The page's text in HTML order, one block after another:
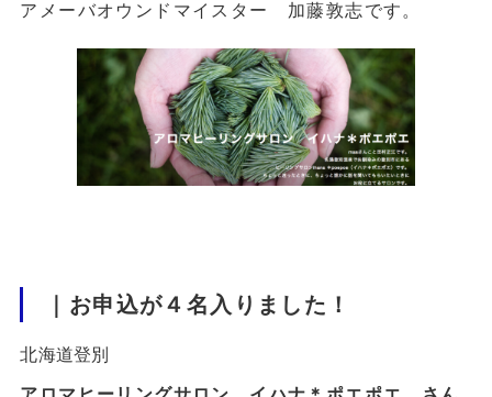
アメーバオウンドマイスター 加藤敦志です。
｜お申込が４名入りました！
北海道登別